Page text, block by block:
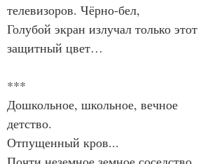
телевизоров. Чёрно‑бел,
Голубой экран излучал только этот
защитный цвет…
***
Дошкольное, школьное, вечное
детство.
Отпущенный кров...